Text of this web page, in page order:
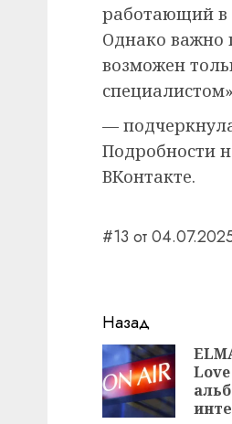
работающий в
Однако важно
возможен
—
Подробности
ВКонтакте.
#13 от
Навигация
записи
Назад